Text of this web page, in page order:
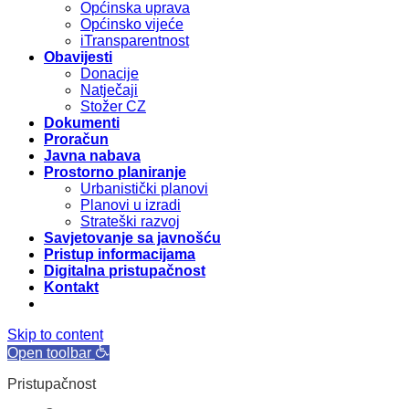
Općinska uprava
Općinsko vijeće
iTransparentnost
Obavijesti
Donacije
Natječaji
Stožer CZ
Dokumenti
Proračun
Javna nabava
Prostorno planiranje
Urbanistički planovi
Planovi u izradi
Strateški razvoj
Savjetovanje sa javnošću
Pristup informacijama
Digitalna pristupačnost
Kontakt
Skip to content
Open toolbar
Pristupačnost